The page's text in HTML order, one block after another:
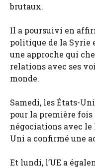
brutaux.
Il a poursuivi en
politique de la Syrie
une approche qui
relations avec ses
monde.
Samedi, les États-
pour la première
négociations avec le
Uni a confirmé une
Et lundi, l’UE a